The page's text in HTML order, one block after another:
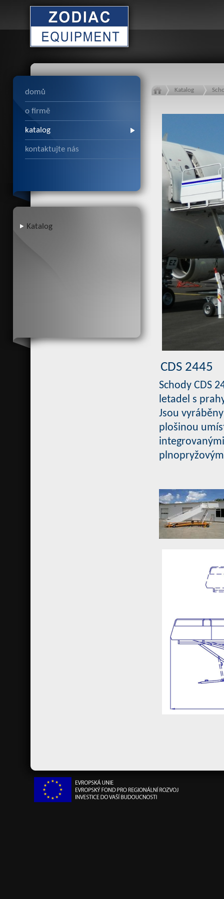
domů
o firmě
katalog
kontaktujte nás
Katalog
Katalog
CDS 2445
Schody CDS
letadel s
Jsou
plošinou